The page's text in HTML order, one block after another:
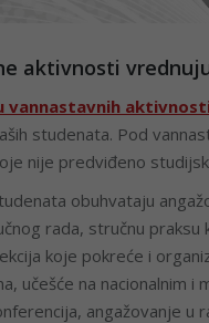
aktivnosti
vannastavnih
studenata. Pod
nije predviđeno
obuhvataju
rada, stručnu
koje pokreće i
učešće na nacionalnim i
angažovanje